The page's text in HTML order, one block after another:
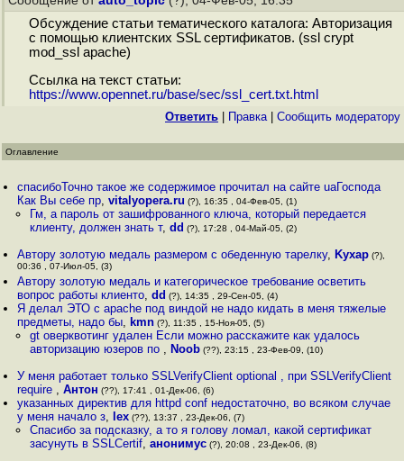
Обсуждение статьи тематического каталога: Авторизация
с помощью клиентских SSL сертификатов. (ssl crypt
mod_ssl apache)
Ссылка на текст статьи:
https://www.opennet.ru/base/sec/ssl_cert.txt.html
Ответить Правка| Cообщить модератору
Оглавление
спасибоТочно такое же содержимое прочитал на сайте uaГоспода
Как Вы себе пр,vitalyopera.ru (?), 16:35 , 04-Фев-05, (1)
Гм, а пароль от зашифрованного ключа, который передается
клиенту, должен знать т, dd (?), 17:28 , 04-Май-05, (2)
Автору золотую медаль размером с обеденную тарелку, Kyxap (?),
00:36 , 07-Июл-05, (3)
Автору золотую медаль и категорическое требование осветить
вопрос работы клиенто,dd (?), 14:35 , 29-Сен-05, (4)
Я делал ЭТО с apache под виндой не надо кидать в меня тяжелые
предметы, надо бы, kmn (?), 11:35 , 15-Ноя-05, (5)
gt оверквотинг удален Если можно расскажите как удалось
авторизацию юзеров по , Noob(??), 23:15 , 23-Фев-09, (10)
У меня работает только SSLVerifyClient optional , при SSLVerifyClient
require ,Антон (??), 17:41 , 01-Дек-06, (6)
указанных директив для httpd conf недостаточно, во всяком случае
у меня начало з, lex (??), 13:37 , 23-Дек-06, (7)
Спасибо за подсказку, а то я голову ломал, какой сертификат
засунуть в SSLCertif, анонимус(?), 20:08 , 23-Дек-06, (8)